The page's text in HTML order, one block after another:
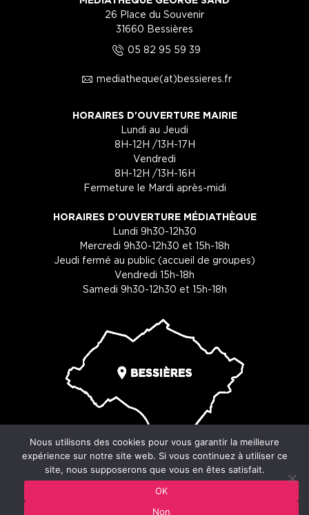
26 Place du Souvenir
31660 Bessières
5 05 82 95 59 39
1 mediatheque(at)bessieres.fr
HORAIRES D'OUVERTURE MAIRIE
Lundi au Jeudi
8H-12H /13H-17H
Vendredi
8H-12H /13H-16H
Fermeture le Mardi après-midi
HORAIRES D'OUVERTURE MÉDIATHÈQUE
Lundi 9h30-12h30
Mercredi 9h30-12h30 et 15h-18h
Jeudi fermé au public (accueil de groupes)
Vendredi 15h-18h
Samedi 9h30-12h30 et 15h-18h
© Copyright 2026 - Ville de Bessières - 29 place du souvenir -
Nous utilisons des cookies pour vous garantir la meilleure
expérience sur notre site web. Si vous continuez à utiliser ce
site, nous supposerons que vous en êtes satisfait.
OK
Non